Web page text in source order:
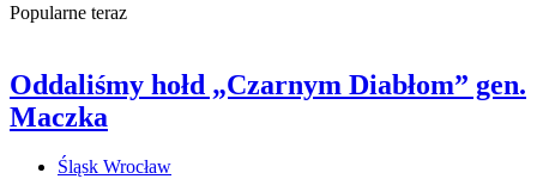
Popularne teraz
Oddaliśmy hołd „Czarnym Diabłom” gen.
Maczka
Śląsk Wrocław